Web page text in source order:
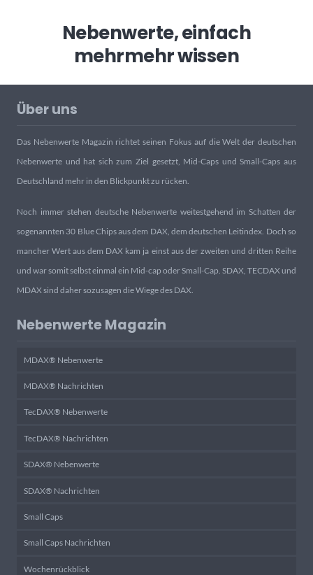
Nebenwerte, einfach
mehrmehr wissen
Über uns
Das Nebenwerte Magazin richtet seinen Fokus auf die Welt der deutschen
Nebenwerte und hat sich zum Ziel gesetzt, Mid-Caps und Small-Caps aus
Deutschland mehr in den Blickpunkt zu rücken.
Noch immer stehen deutsche Nebenwerte weitestgehend im Schatten der
sogenannten 30 Blue Chips aus dem DAX, dem deutschen Leitindex. Doch so
mancher Wert aus dem DAX kam ja einst aus der zweiten und dritten Reihe
und war somit selbst einmal ein Mid-cap oder Small-Cap. SDAX, TECDAX und
MDAX sind daher sozusagen die Wiege des DAX.
Nebenwerte Magazin
MDAX® Nebenwerte
MDAX® Nachrichten
TecDAX® Nebenwerte
TecDAX® Nachrichten
SDAX® Nebenwerte
SDAX® Nachrichten
Small Caps
Small Caps Nachrichten
Wochenrückblick